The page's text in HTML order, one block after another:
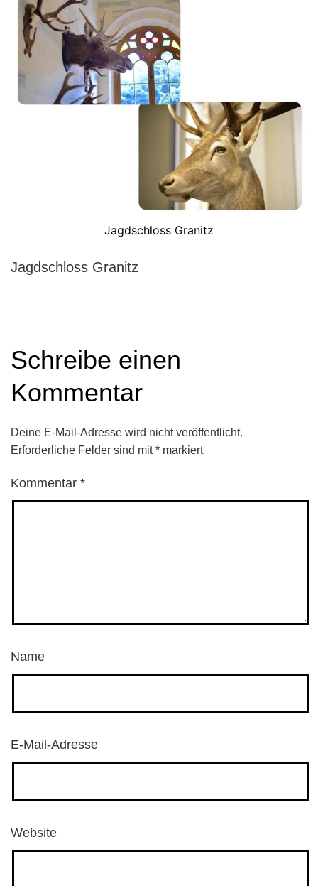
Jagdschloss Granitz
Jagdschloss Granitz
Schreibe einen
Kommentar
Deine E-Mail-Adresse wird nicht veröffentlicht.
Erforderliche Felder sind mit* markiert
Kommentar *
Name
E-Mail-Adresse
Website